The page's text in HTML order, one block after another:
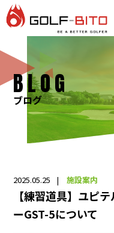
BLOG
ブログ
2025.05.25 施設案内
【練習道具】ユピ
ーGST-5について